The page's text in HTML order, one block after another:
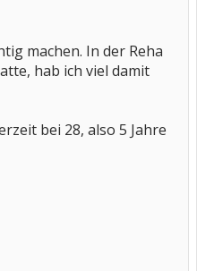
machen. In der Reha
hab ich viel damit
bei 28, also 5 Jahre